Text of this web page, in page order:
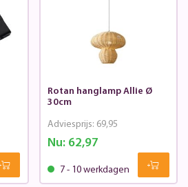
Rotan hanglamp Allie Ø
30cm
Nu: 62,97
Adviesprijs: 69,95
7 - 10 werkdagen